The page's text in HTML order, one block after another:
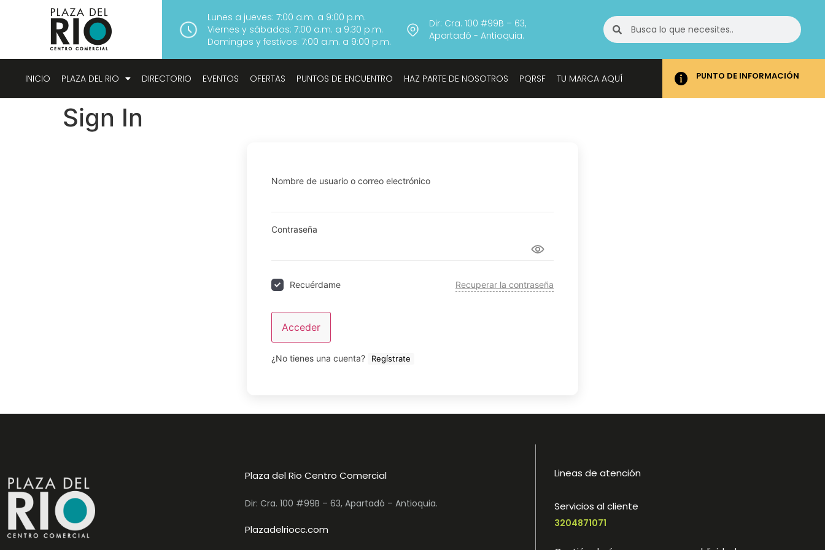
Lunes a jueves: 7:00 a.m. a 9:00 p.m.
Viernes y sábados: 7:00 a.m. a 9:30 p.m.
Domingos y festivos: 7:00 a.m. a 9:00 p.m.
Dir: Cra. 100 #99B – 63,
Apartadó - Antioquia.
INICIO PLAZA DEL RIO DIRECTORIO EVENTOS OFERTAS PUNTOS DE ENCUENTRO HAZ PARTE DE NOSOTROS PQRSF TU MARCA AQUÍ PUNTO DE INFORMACIÓN
Sign In
Nombre de usuario o correo electrónico
Contraseña
Recuérdame Recuperar la contraseña
Acceder
¿No tienes una cuenta? Regístrate
Plaza del Rio Centro Comercial
Dir: Cra. 100 #99B – 63, Apartadó – Antioquia.
Plazadelriocc.com
Lineas de atención
Servicios al cliente
3204871071